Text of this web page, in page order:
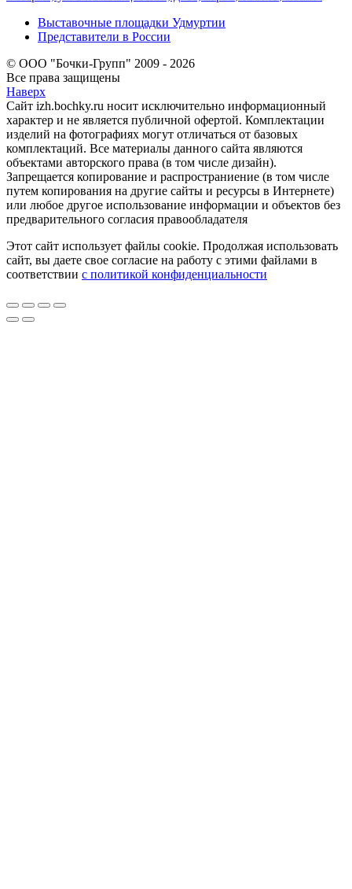
Выставочные площадки Удмуртии
Представители в России
© ООО "Бочки-Групп" 2009 - 2026
Все права защищены
Наверх
Сайт izh.bochky.ru носит исключительно информационный
характер и не является публичной офертой. Комплектации
изделий на фотографиях могут отличаться от базовых
комплектаций. Все материалы данного сайта являются
объектами авторского права (в том числе дизайн).
Запрещается копирование и распространиение (в том числе
путем копирования на другие сайты и ресурсы в Интернете)
или любое другое использование информации и объектов без
предварительного согласия правообладателя
Этот сайт использует файлы cookie. Продолжая использовать
сайт, вы даете свое согласие на работу с этими файлами в
соответствии с политикой конфиденциальности